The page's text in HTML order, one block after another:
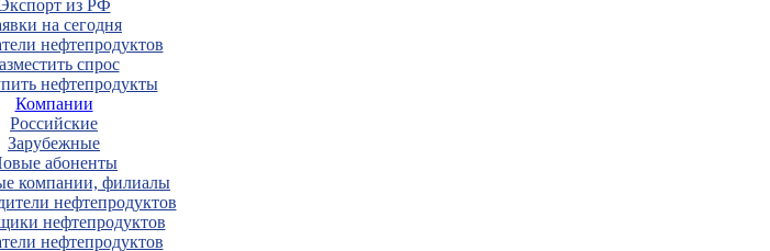
Экспорт из РФ
на сегодня
нефтепродуктов
спрос
нефтепродукты
Компании
Российские
Зарубежные
абоненты
компании, филиалы
нефтепродуктов
нефтепродуктов
нефтепродуктов